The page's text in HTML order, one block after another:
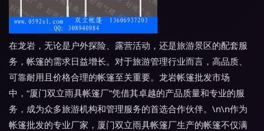
在龙岩，无论是户外探险、露营活动，还是旅游景区的配套服
务，帐篷的需求日益增长。对于旅游管理行业而言，高品质、
可靠耐用且价格合理的帐篷至关重要。龙岩帐篷批发市场
中，“厦门双立雨具帐篷厂”凭借其卓越的产品质量和专业的服
务，成为众多旅游机构和管理服务的首选合作伙伴。\n\n作为
帐篷批发的专业厂家，厦门双立雨具帐篷厂生产的帐篷不仅满